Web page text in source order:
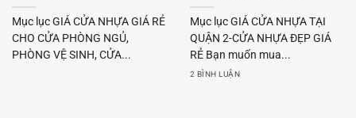
Mục lục GIÁ CỬA NHỰA GIÁ RẺ
CHO CỬA PHÒNG NGỦ,
PHÒNG VỆ SINH, CỬA...
Mục lục GIÁ CỬA NHỰA TẠI
QUẬN 2-CỬA NHỰA ĐẸP GIÁ
RẺ Bạn muốn mua...
2 BÌNH LUẬN